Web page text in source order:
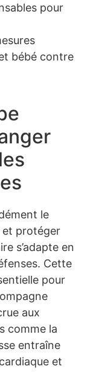
pour
bébé contre
le
et protéger
s’adapte en
Cette
pour
aux
comme la
entraîne
et